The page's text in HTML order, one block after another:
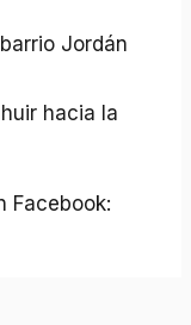
Jordán
hacia la
Facebook: